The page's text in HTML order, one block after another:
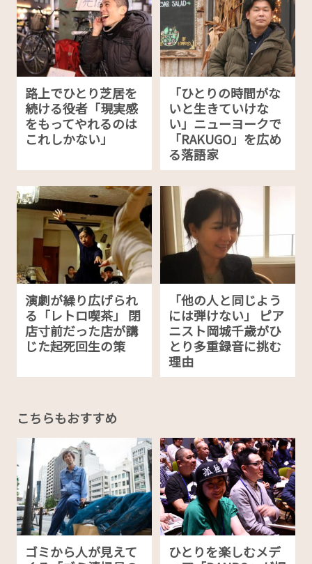
路上でひとり芝居を
続ける役者「現実感
をもってやれるのは
これしかない」
「ひとりの時間がな
いと生きていけな
い」ニューヨークで
「RAKUGO」を広め
る落語家
演劇が繰り広げられ
る「レトロ喫茶」 閉
店寸前だった店が講
じた起死回生の策
「他の人と同じよう
には弾けない」 ピア
ニスト岡城千歳がひ
とり多重録音に挑む
理由
こちらもおすすめ
ゴミから人が見えて
ひとりを楽しむメデ